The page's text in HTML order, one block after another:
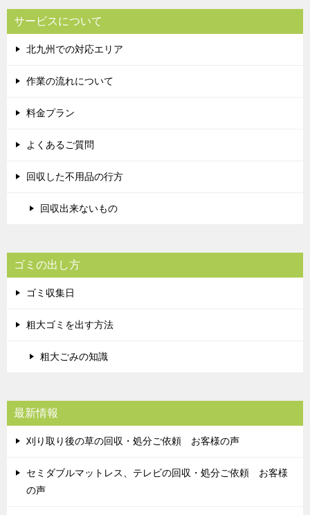
サービスについて
北九州での対応エリア
作業の流れについて
料金プラン
よくあるご質問
回収した不用品の行方
回収出来ないもの
ゴミの出し方
ゴミ収集日
粗大ゴミを出す方法
粗大ごみの知識
最新情報
刈り取り後の草の回収・処分ご依頼 お客様の声
セミダブルマットレス、テレビの回収・処分ご依頼 お客様
の声